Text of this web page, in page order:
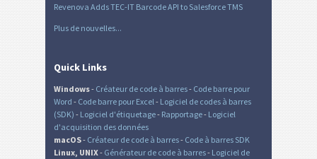
Revenova Adds TEC-IT Barcode API to Salesforce TMS
Plus de nouvelles...
Quick Links
Windows- Créateur de code à barres- Code barre pour
Word - Code barre pour Excel- Logiciel de codes à barres
(SDK) - Logiciel d'étiquetage- Rapportage- Logiciel
d'acquisition des données
macOS- Créateur de code à barres- Code à barres SDK
Linux, UNIX- Générateur de code à barres- Logiciel de